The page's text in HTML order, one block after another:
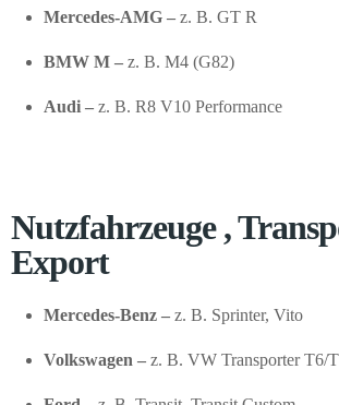
Mercedes-AMG – z. B. GT R
BMW M – z. B. M4 (G82)
Audi – z. B. R8 V10 Performance
Nutzfahrzeuge ,
Export
Mercedes-Benz – z. B. Sprinter, Vito
Volkswagen – z. B. VW Transporter T6/